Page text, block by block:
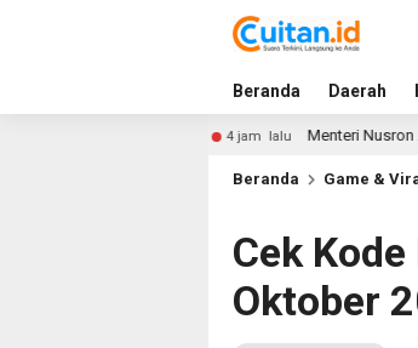
Beranda Daerah
Menteri Nusron Ajak BPKAD dan
Beranda Game &
Cek
Oktober